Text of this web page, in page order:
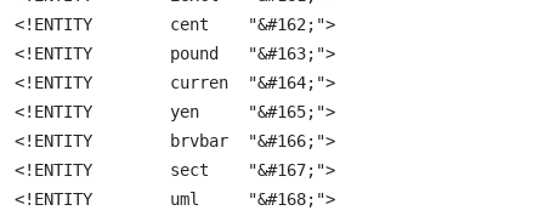
<!ENTITY	cent	"&#162;">
<!ENTITY	pound	"&#163;">
<!ENTITY	curren	"&#164;">
<!ENTITY	yen	"&#165;">
<!ENTITY	brvbar	"&#166;">
<!ENTITY	sect	"&#167;">
<!ENTITY	uml	"&#168;">